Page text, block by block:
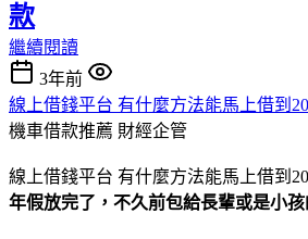
款
繼續閱讀
3年前
線上借錢平台 有什麼方法能馬上借到
機車借款推薦 財經企管
線上借錢平台 有什麼方法能馬上借到
年假放完了，不久前包給長輩或是小孩